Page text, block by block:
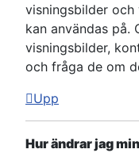
visningsbilder
kan användas på.
visningsbilder,
och fråga de om
Upp
Hur ändrar jag